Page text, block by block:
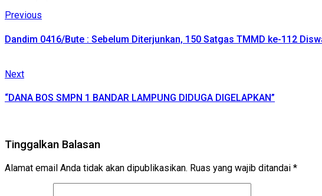
Continue
Reading
Previous
Dandim 0416/Bute : Sebelum Diterjunkan, 150 Satgas TMMD ke-112
NextNext
“DANA BOS SMPN 1 BANDAR LAMPUNG DIDUGA DIGELAPKAN”
Tinggalkan Balasan
Alamat email Anda tidak akan dipublikasikan. Ruas yang wajib ditandai *